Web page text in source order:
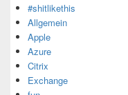
#shitlikethis
Allgemein
Apple
Azure
Citrix
Exchange